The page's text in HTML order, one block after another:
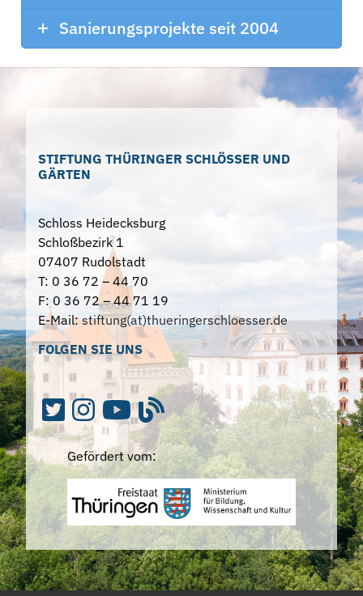
Sanierungsprojekte seit 2004
STIFTUNG THÜRINGER SCHLÖSSER UND
GÄRTEN
Schloss Heidecksburg
Schloßbezirk 1
07407 Rudolstadt
T: 0 36 72 – 44 70
F: 0 36 72 – 44 71 19
E-Mail:stiftung(at)thueringerschloesser.de
FOLGEN SIE UNS
Gefördert vom: